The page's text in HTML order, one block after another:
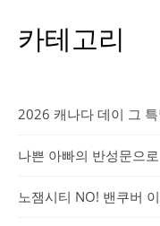
카테고리
2026 캐나다 데이 그
나쁜 아빠의 반성문으
노잼시티 NO! 밴쿠버